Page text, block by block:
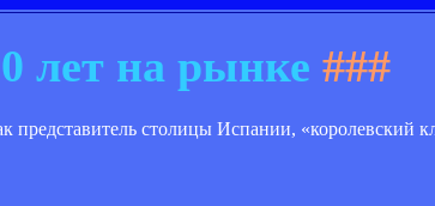
лет на рынке ###
столицы Испании, «королевский